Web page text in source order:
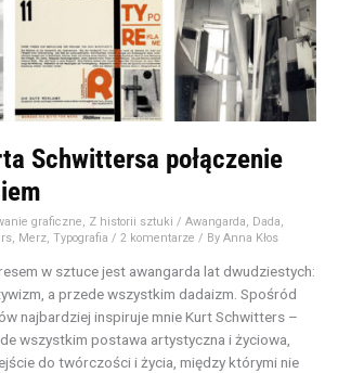
Schwittersa połączenie
graficzne, Z historii sztuki / Awangarda, Dada,
, Merz, Typografia / 2 komentarze / By Anna Kłos
w sztuce jest awangarda lat dwudziestych:
a przede wszystkim dadaizm. Spośród
najbardziej inspiruje mnie Kurt Schwitters –
wszystkim postawa artystyczna i życiowa,
do twórczości i życia, między którymi nie